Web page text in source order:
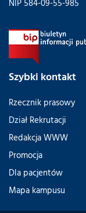
Szybki kontakt
Rzecznik prasowy
Dział Rekrutacji
Redakcja WWW
Promocja
Dla pacjentów
Mapa kampusu